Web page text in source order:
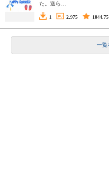
た。送ら…
1 2,975 1044.75
一覧